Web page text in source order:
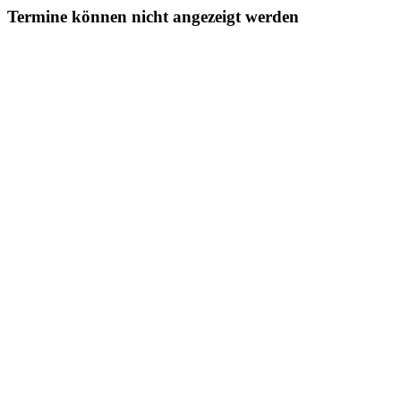
Termine können nicht angezeigt werden